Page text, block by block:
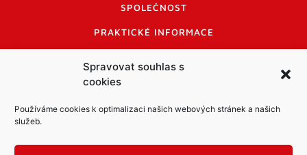
Spravovat souhlas s
cookies
Používáme cookies k optimalizaci našich webových stránek a našich
služeb.
SPOLEČNOST
PRAKTICKÉ INFORMACE
INFORMACE A KODEX DISKUTUJÍCÍCH
LOGO A LOGO MANUÁL